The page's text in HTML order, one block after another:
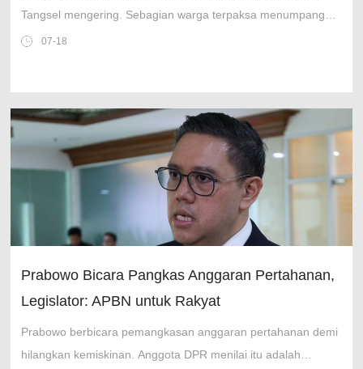
Tangsel mengering. Sebagian warga terpaksa menumpang
mandi hingga andalkan distribusi air bersih.
07-18
Prabowo Bicara Pangkas Anggaran Pertahanan,
Legislator: APBN untuk Rakyat
Prabowo berbicara pemangkasan anggaran pertahanan demi
hilangkan kemiskinan. Anggota DPR menilai itu adalah